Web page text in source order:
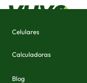
Celulares
Calculadoras
Blog